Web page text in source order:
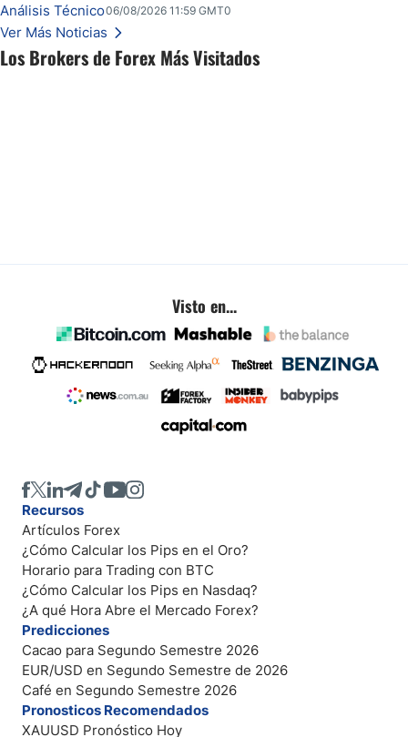
Los Brokers de Forex Más Visitados
Una reducción de tasas por parte del banco central de Brasil y unas elecciones
inminentes están remodelando silenciosamente un rango familiar del USD/BRL.
Esto es lo que los traders están observando a continuación.
Análisis Técnico06/08/2026 11:59 GMT0
Ver Más Noticias
Visto en...
Recursos
Artículos Forex
¿Cómo Calcular los Pips en el Oro?
Horario para Trading con BTC
¿Cómo Calcular los Pips en Nasdaq?
¿A qué Hora Abre el Mercado Forex?
Predicciones
Cacao para Segundo Semestre 2026
EUR/USD en Segundo Semestre de 2026
Café en Segundo Semestre 2026
Pronosticos Recomendados
XAUUSD Pronóstico Hoy